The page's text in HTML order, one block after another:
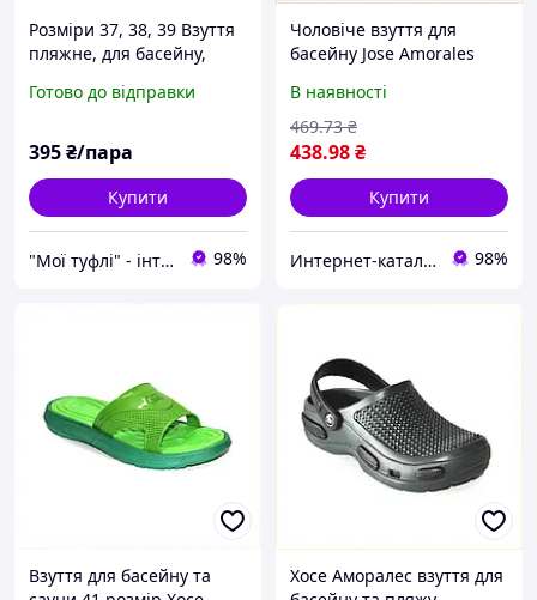
Розміри 37, 38, 39 Взуття
пляжне, для басейну,
сланці з піни, жовті
Готово до відправки
395₴/пара
Купити
"Мої туфлі" - інтернет магазин взуття на всі випадки життя. 98%
Чоловіче взуття для
басейну Jose Amorales
66035C7E2P
В наявності
438.98₴
469.73 ₴
Купити
Интерн​ет-кат​а​л​ог ск​​и​до​к "GALANTI" 98%
Взуття для басейну та
Хосе Аморалес взуття для